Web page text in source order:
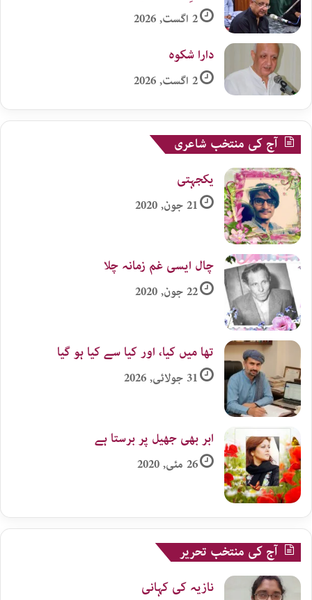
2 اگست, 2026
دارا شکوہ
2 اگست, 2026
آج کی منتخب شاعری
یکجہتی
21 جون, 2020
چال ایسی غم زمانہ چلا
22 جون, 2020
تھا میں کیا، اور کیا سے کیا ہو گیا
31 جولائی, 2026
ابر بھی جھیل پر برستا ہے
26 مئی, 2020
آج کی منتخب تحریر
نازیہ کی کہانی